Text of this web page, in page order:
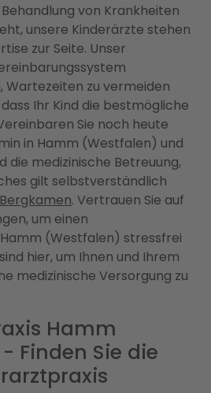
von Krankheiten
unsere Kinderärzte stehen
zur Seite. Unser
Wartezeiten zu vermeiden
Ihr Kind die bestmögliche
Sie noch heute
in Hamm (Westfalen) und
die medizinische Betreuung,
gilt selbstverständlich
. Vertrauen Sie auf
um einen
(Westfalen) stressfrei
hier, um Ihnen und Ihrem
medizinische Versorgung zu
Hamm
Finden Sie die